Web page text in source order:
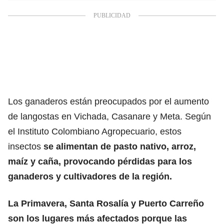
Los ganaderos están preocupados por el aumento
de langostas en Vichada, Casanare y Meta. Según
el Instituto Colombiano Agropecuario, estos
insectos se alimentan de pasto nativo, arroz,
maíz y caña, provocando pérdidas para los
ganaderos y cultivadores de la región.
La Primavera, Santa Rosalía y Puerto Carreño
son los lugares más afectados porque las